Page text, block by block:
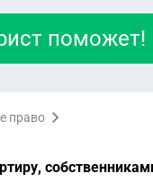
поможет!
право